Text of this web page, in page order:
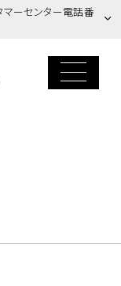
マーセンター電話番